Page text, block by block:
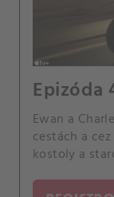
Epizóda
Ewan a
cestách a
kostoly a